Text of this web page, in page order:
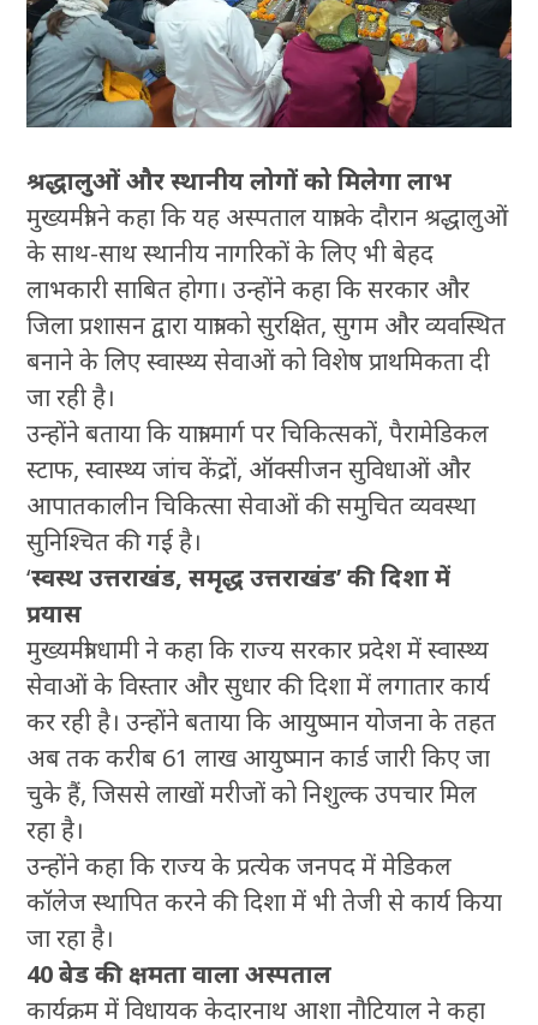
श्रद्धालुओं और स्थानीय लोगों को मिलेगा लाभ
मुख्यमंत्री ने कहा कि यह अस्पताल यात्रा के दौरान श्रद्धालुओं
के साथ-साथ स्थानीय नागरिकों के लिए भी बेहद
लाभकारी साबित होगा। उन्होंने कहा कि सरकार और
जिला प्रशासन द्वारा यात्रा को सुरक्षित, सुगम और व्यवस्थित
बनाने के लिए स्वास्थ्य सेवाओं को विशेष प्राथमिकता दी
जा रही है।
उन्होंने बताया कि यात्रा मार्ग पर चिकित्सकों, पैरामेडिकल
स्टाफ, स्वास्थ्य जांच केंद्रों, ऑक्सीजन सुविधाओं और
आपातकालीन चिकित्सा सेवाओं की समुचित व्यवस्था
सुनिश्चित की गई है।
‘स्वस्थ उत्तराखंड, समृद्ध उत्तराखंड’ की दिशा में
प्रयास
मुख्यमंत्री धामी ने कहा कि राज्य सरकार प्रदेश में स्वास्थ्य
सेवाओं के विस्तार और सुधार की दिशा में लगातार कार्य
कर रही है। उन्होंने बताया कि आयुष्मान योजना के तहत
अब तक करीब 61 लाख आयुष्मान कार्ड जारी किए जा
चुके हैं, जिससे लाखों मरीजों को निशुल्क उपचार मिल
रहा है।
उन्होंने कहा कि राज्य के प्रत्येक जनपद में मेडिकल
कॉलेज स्थापित करने की दिशा में भी तेजी से कार्य किया
जा रहा है।
40 बेड की क्षमता वाला अस्पताल
कार्यक्रम में विधायक केदारनाथ आशा नौटियाल ने कहा